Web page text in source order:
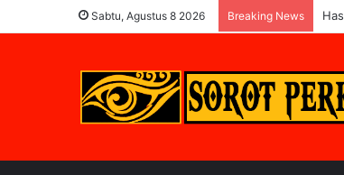
Sabtu, Agustus 8 2026 Breaking News